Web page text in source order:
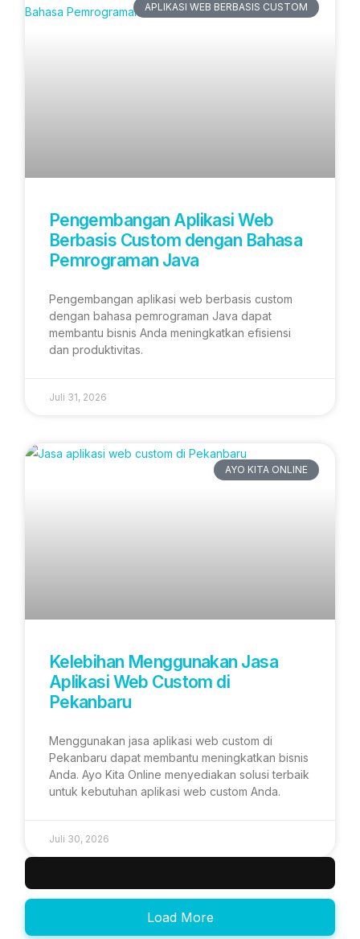
APLIKASI WEB BERBASIS CUSTOM
Pengembangan Aplikasi Web
Berbasis Custom dengan Bahasa
Pemrograman Java
Pengembangan aplikasi web berbasis custom
dengan bahasa pemrograman Java dapat
membantu bisnis Anda meningkatkan efisiensi
dan produktivitas.
Juli 31, 2026
AYO KITA ONLINE
Kelebihan Menggunakan Jasa
Aplikasi Web Custom di
Pekanbaru
Menggunakan jasa aplikasi web custom di
Pekanbaru dapat membantu meningkatkan bisnis
Anda. Ayo Kita Online menyediakan solusi terbaik
untuk kebutuhan aplikasi web custom Anda.
Juli 30, 2026
Load More